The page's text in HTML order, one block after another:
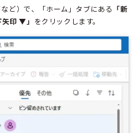
ど）で、「ホーム」タブにある 「新
矢印 ▼」 をクリックします。